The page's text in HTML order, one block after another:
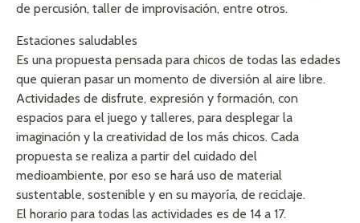
de percusión, taller de improvisación, entre otros.
Estaciones saludables
Es una propuesta pensada para chicos de todas las edades
que quieran pasar un momento de diversión al aire libre.
Actividades de disfrute, expresión y formación, con
espacios para el juego y talleres, para desplegar la
imaginación y la creatividad de los más chicos. Cada
propuesta se realiza a partir del cuidado del
medioambiente, por eso se hará uso de material
sustentable, sostenible y en su mayoría, de reciclaje.
El horario para todas las actividades es de 14 a 17.